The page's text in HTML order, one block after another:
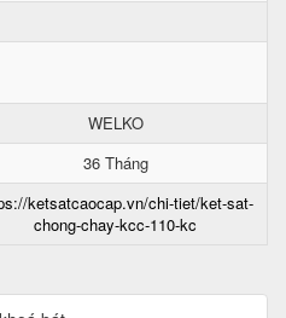
WELKO
36 Tháng
ketsatcaocap.vn/chi-tiet/ket-sat-
chong-chay-kcc-110-kc